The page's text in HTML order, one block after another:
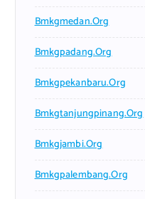
Bmkgmedan.org
Bmkgpadang.org
Bmkgpekanbaru.org
Bmkgtanjungpinang.org
Bmkgjambi.org
Bmkgpalembang.org